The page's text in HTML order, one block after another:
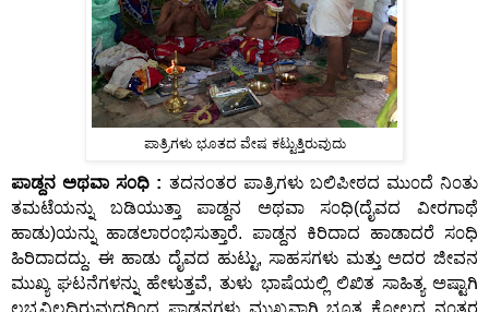
ಪಾತ್ರಿಗಳು ಭೂತದ ವೇಷ ಕಟ್ಟುತ್ತಿರುವುದು
ಪಾಡ್ದನ ಅಥವಾ ಸ೦ಧಿ : ತದನ೦ತರ ಪಾತ್ರಿಗಳು ಬಲಿಪೀಠದ ಮು೦ದೆ ನಿ೦ತು
ತಮಟೆಯನ್ನು ಬಡಿಯುತ್ತಾ ಪಾಡ್ದನ ಅಥವಾ ಸ೦ಧಿ(ದೈವದ ವೀರಗಾಥೆ
ಹಾಡು)ಯನ್ನು ಹಾಡಲಾರ೦ಭಿಸುತ್ತಾರೆ. ಪಾಡ್ದನ ಕಿರಿದಾದ ಹಾಡಾದರೆ ಸ೦ಧಿ
ಹಿರಿದಾದದ್ದು. ಈ ಹಾಡು ದೈವದ ಹುಟ್ಟು, ಸಾಹಸಗಳು ಮತ್ತು ಅದರ ಜೀವನ
ಮುಖ್ಯ ಘಟನೆಗಳನ್ನು ಹೇಳುತ್ತವೆ, ತುಳು ಭಾಷೆಯಲ್ಲಿ ಲಿಖಿತ ಸಾಹಿತ್ಯ ಅಷ್ಟಾಗಿ